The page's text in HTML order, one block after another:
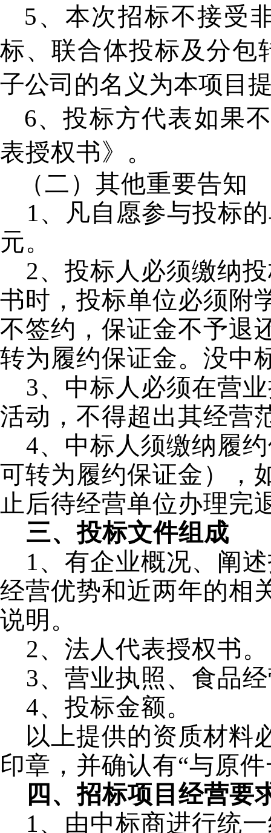
5、本次招标不接受
标、联合体投标及分包
子公司的名义为本项目
6、投标方代表如果
表授权书》。
（二）其他重要告知
1、凡自愿参与投标
元。
2、投标人必须缴纳
书时，投标单位必须附
不签约，保证金不予退
转为履约保证金。没中
3、中标人必须在营
活动，不得超出其经营
4、中标人须缴纳履
可转为履约保证金），
止后待经营单位办理完
三、投标文件组成
1、有企业概况、阐
经营优势和近两年的相
说明。
2、法人代表授权书。
3、营业执照、食品
4、投标金额。
以上提供的资质材料
印章，并确认有“与原
四、招标项目经营要
1、由中标商进行统